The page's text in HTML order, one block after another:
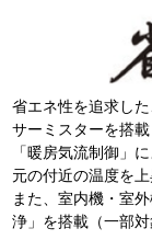
省エネ性を追求し
サーミスターを搭
「暖房気流制御」
元の付近の温度を
また、室内機・室
浄」を搭載（一部